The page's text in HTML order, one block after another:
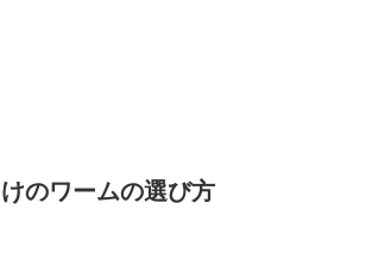
のワームの選び方